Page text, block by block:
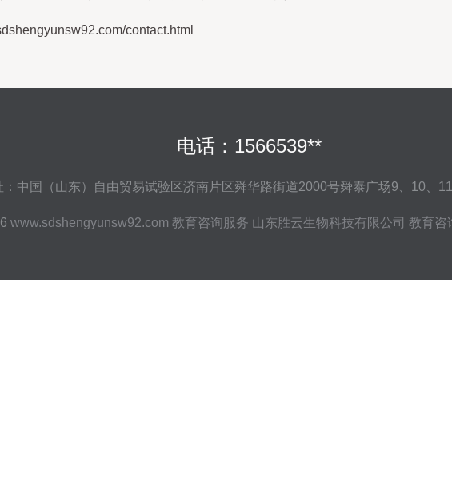
contact.html
电话：1566539**
：中国（山东）自由贸易试验区济南片区舜华路街道2000号舜泰广场9、10、
www.sdshengyunsw92.com 教育咨询服务 山东胜云生物科技有限公司 教育咨